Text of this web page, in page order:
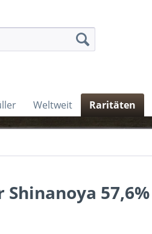
Weltweit Raritäten
Shinanoya